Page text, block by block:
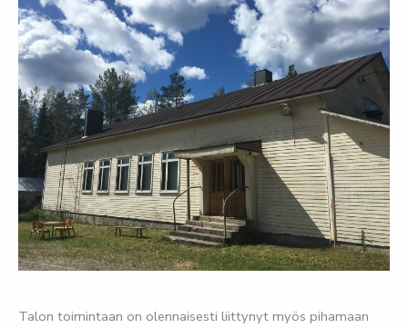
Talon toimintaan on olennaisesti liittynyt myös pihamaan